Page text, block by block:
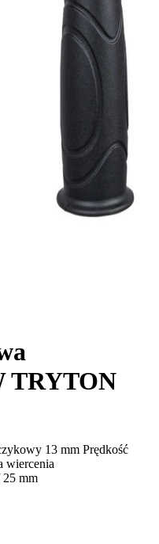
TRYTON
13 mm Prędkość
wiercenia
25 mm